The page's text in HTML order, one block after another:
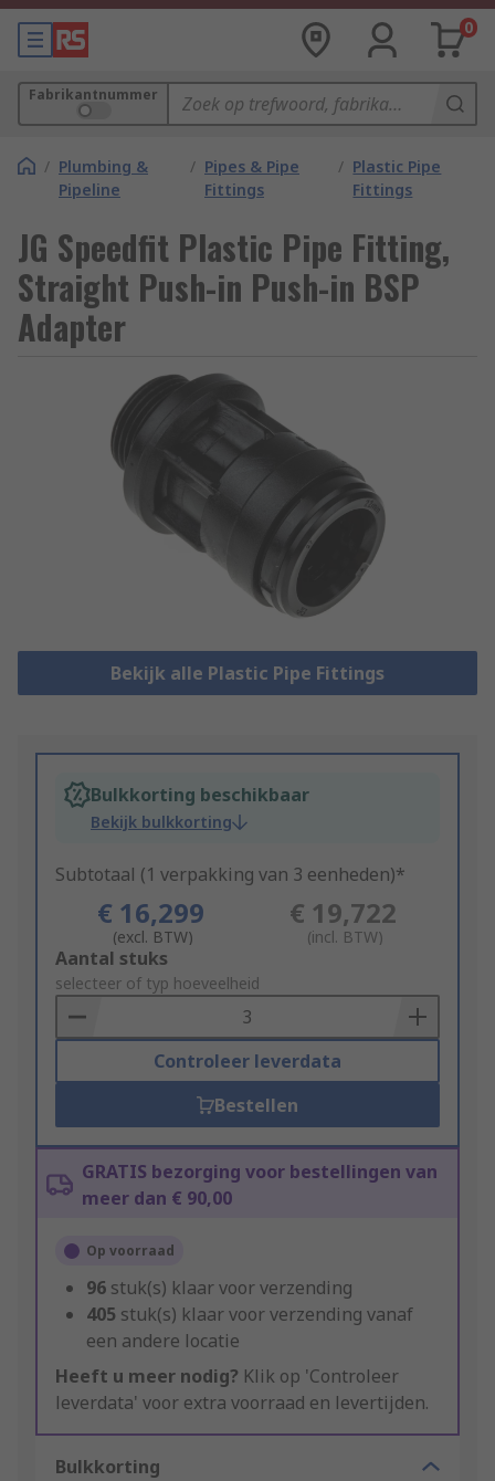
0
Fabrikantnummer
/ Plumbing &
Pipeline
/ Pipes & Pipe
Fittings
/ Plastic Pipe
Fittings
JG Speedfit Plastic Pipe Fitting,
Straight Push-in Push-in BSP
Adapter
Bekijk alle Plastic Pipe Fittings
Bulkkorting beschikbaar
Bekijk bulkkorting
Subtotaal (1 verpakking van 3 eenheden)*
€ 16,299
(excl. BTW)
€ 19,722
(incl. BTW)
Add
to
Basket
Aantal stuks
selecteer of typ hoeveelheid
Controleer leverdata
Bestellen
GRATIS bezorging voor bestellingen van
meer dan € 90,00
Op voorraad
96 stuk(s) klaar voor verzending
405 stuk(s) klaar voor verzending vanaf
een andere locatie
Heeft u meer nodig? Klik op 'Controleer
leverdata' voor extra voorraad en levertijden.
Bulkkorting